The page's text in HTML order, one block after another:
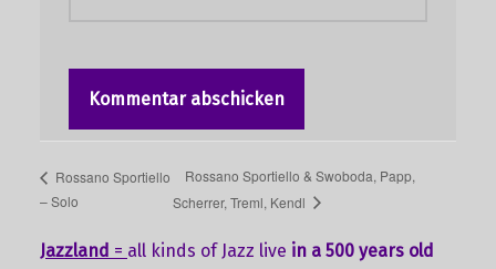
Rossano Sportiello
– Solo
Rossano Sportiello & Swoboda, Papp,
Scherrer, Treml, Kendl
Jazzland = all kinds of Jazz live in a 500 years old